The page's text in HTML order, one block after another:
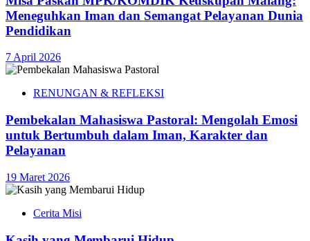
Meneguhkan Iman dan Semangat Pelayanan Dunia
Pendidikan
7 April 2026
RENUNGAN & REFLEKSI
Pembekalan Mahasiswa Pastoral: Mengolah Emosi
untuk Bertumbuh dalam Iman, Karakter dan
Pelayanan
19 Maret 2026
Cerita Misi